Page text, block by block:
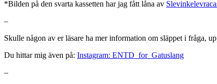
*Bilden på den svarta kassetten har jag fått låna av
–
Skulle någon av er läsare ha mer information om släppet i fråga,
Du hittar mig även på: Instagram: ENTD_for_Gatuslang
–